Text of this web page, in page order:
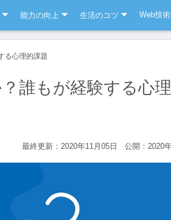
能力の向上 生活のコツ Web技術
る心理的課題
誰もが経験する心
最終更新：2020年11月05日 公開：2020